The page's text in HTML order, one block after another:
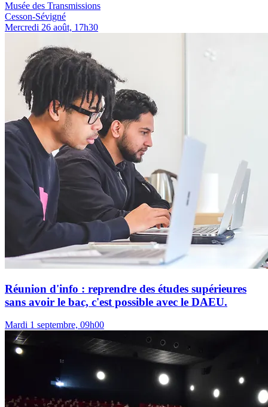
Musée des Transmissions
Cesson-Sévigné
Mercredi 26 août, 17h30
Réunion d'info : reprendre des études supérieures
sans avoir le bac, c'est possible avec le DAEU.
Mardi 1 septembre, 09h00